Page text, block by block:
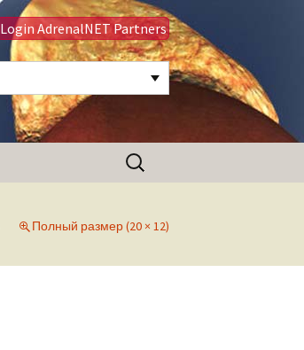
Login AdrenalNET Partners
Найти:
Полный размер (20 × 12)